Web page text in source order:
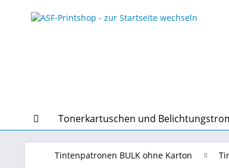
Tonerkartuschen und
Tintenpatronen BULK ohne Karton